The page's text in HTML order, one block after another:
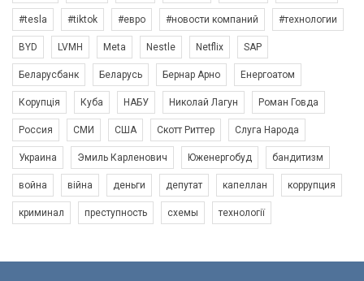
#tesla #tiktok #евро #новости компаний #технологии
BYD LVMH Meta Nestle Netflix SAP
Беларусбанк Беларусь Бернар Арно Енергоатом
Корупція Куба НАБУ Николай Лагун Роман Говда
Россия СМИ США Скотт Риттер Слуга Народа
Украина Эмиль Карленович Юженергобуд бандитизм
война війна деньги депутат капеллан коррупция
криминал преступность схемы технології